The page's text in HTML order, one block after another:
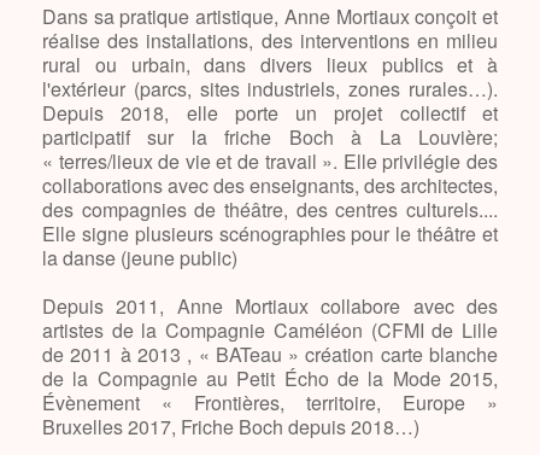
Dans sa pratique artistique, Anne Mortiaux conçoit et
réalise des installations, des interventions en milieu
rural ou urbain, dans divers lieux publics et à
l'extérieur (parcs, sites industriels, zones rurales…).
Depuis 2018, elle porte un projet collectif et
participatif sur la friche Boch à La Louvière;
« terres/lieux de vie et de travail ». Elle privilégie des
collaborations avec des enseignants, des architectes,
des compagnies de théâtre, des centres culturels....
Elle signe plusieurs scénographies pour le théâtre et
la danse (jeune public)
Depuis 2011, Anne Mortiaux collabore avec des
artistes de la Compagnie Caméléon (CFMI de Lille
de 2011 à 2013 , « BATeau » création carte blanche
de la Compagnie au Petit Écho de la Mode 2015,
Évènement « Frontières, territoire, Europe »
Bruxelles 2017, Friche Boch depuis 2018…)